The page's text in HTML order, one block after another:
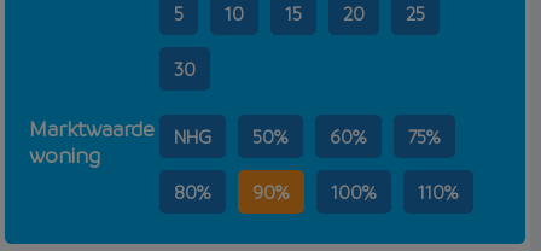
5 10 15 20 25
30
Marktwaarde
woning
NHG 50% 60% 75%
80% 90% 100% 110%